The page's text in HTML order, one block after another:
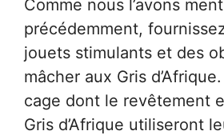
Comme nous l’avons
précédemment,
jouets stimulants et des
mâcher aux Gris
cage dont le revêtement
Gris d’Afrique utiliseront